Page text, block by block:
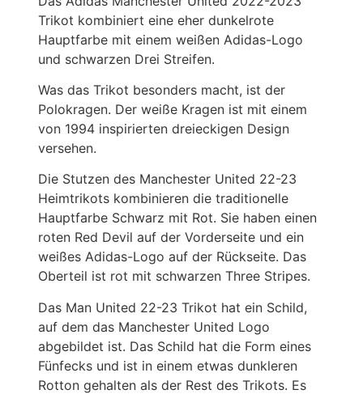
Trikot kombiniert eine eher dunkelrote
Hauptfarbe mit einem weißen Adidas-Logo
und schwarzen Drei Streifen.
Was das Trikot besonders macht, ist der
Polokragen. Der weiße Kragen ist mit einem
von 1994 inspirierten dreieckigen Design
versehen.
Die Stutzen des Manchester United 22-23
Heimtrikots kombinieren die traditionelle
Hauptfarbe Schwarz mit Rot. Sie haben einen
roten Red Devil auf der Vorderseite und ein
weißes Adidas-Logo auf der Rückseite. Das
Oberteil ist rot mit schwarzen Three Stripes.
Das Man United 22-23 Trikot hat ein Schild,
auf dem das Manchester United Logo
abgebildet ist. Das Schild hat die Form eines
Fünfecks und ist in einem etwas dunkleren
Rotton gehalten als der Rest des Trikots. Es